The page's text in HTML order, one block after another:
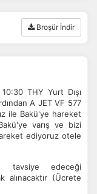
Broşür İndir
THY Yurt Dışı
A JET VF 577
ile Bakü'ye hareket
varış ve bizi
ediyoruz otele
tavsiye edeceği
alınacaktır (Ücrete